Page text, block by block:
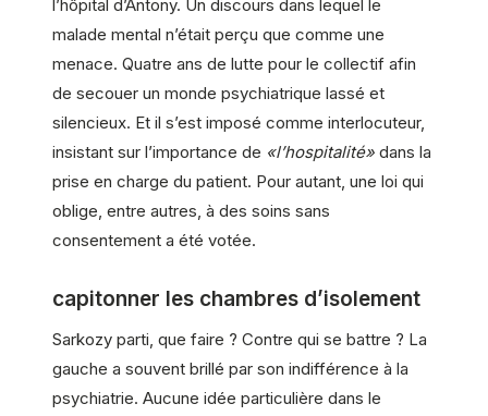
l’hôpital d’Antony. Un discours dans lequel le
malade mental n’était perçu que comme une
menace. Quatre ans de lutte pour le collectif afin
de secouer un monde psychiatrique lassé et
silencieux. Et il s’est imposé comme interlocuteur,
insistant sur l’importance de «l’hospitalité» dans la
prise en charge du patient. Pour autant, une loi qui
oblige, entre autres, à des soins sans
consentement a été votée.
capitonner les chambres d’isolement
Sarkozy parti, que faire ? Contre qui se battre ? La
gauche a souvent brillé par son indifférence à la
psychiatrie. Aucune idée particulière dans le